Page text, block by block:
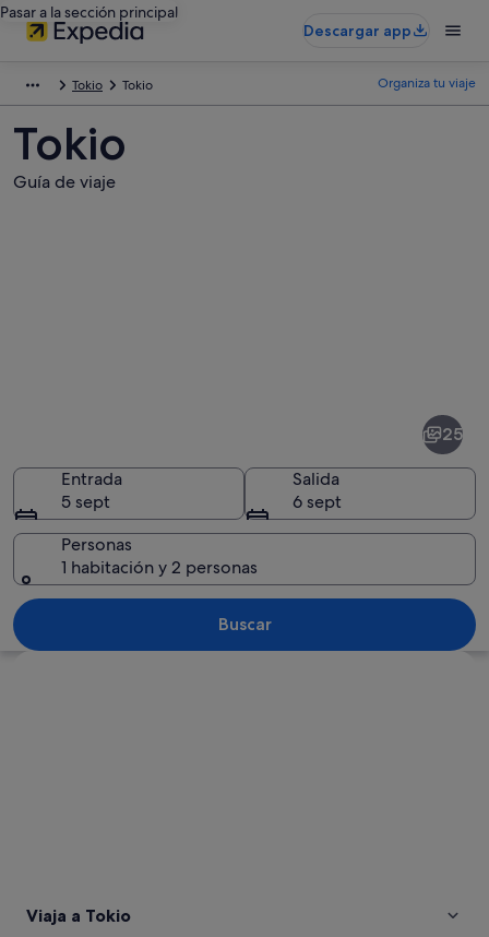
Pasar a la sección principal
Descargar app
Tokio Tokio Organiza tu viaje
Tokio
Guía de viaje
Una concurrida calle urbana con un
25
Entrada
5 sept
Salida
6 sept
Personas
1 habitación y 2 personas
Buscar
Viaja a Tokio